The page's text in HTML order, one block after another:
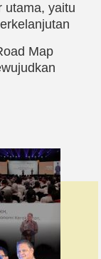
utama, yaitu
Map